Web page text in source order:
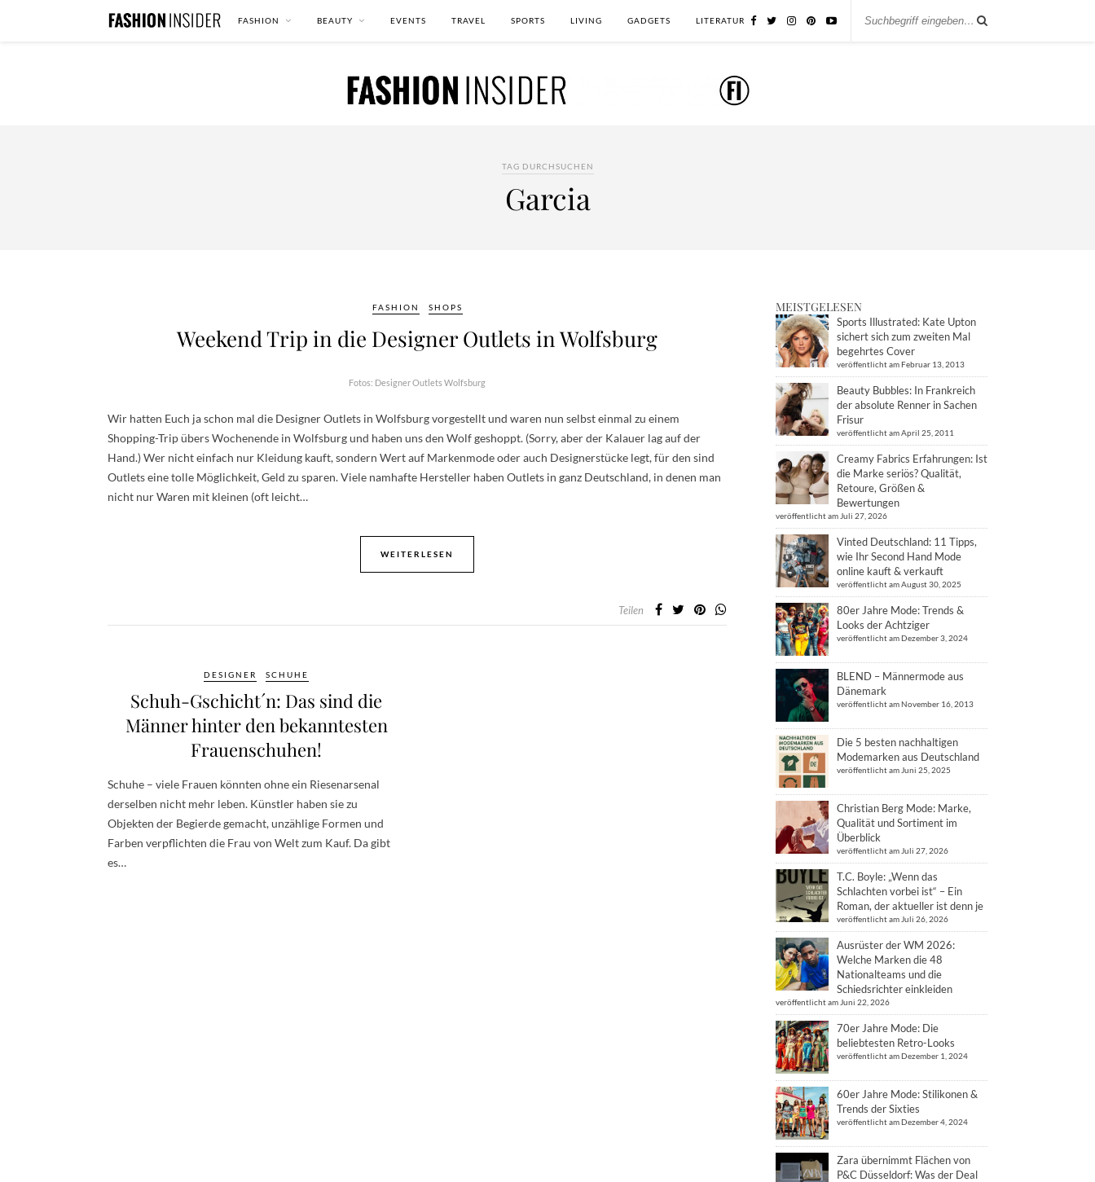
FASHION BEAUTY EVENTS TRAVEL SPORTS LIVING GADGETS LITERATUR
TAG DURCHSUCHEN
Garcia
FASHION SHOPS
Weekend Trip in die Designer Outlets in Wolfsburg
Fotos: Designer Outlets Wolfsburg
Wir hatten Euch ja schon mal die Designer Outlets in Wolfsburg vorgestellt und waren nun selbst einmal zu einem
Shopping-Trip übers Wochenende in Wolfsburg und haben uns den Wolf geshoppt. (Sorry, aber der Kalauer lag auf der
Hand.) Wer nicht einfach nur Kleidung kauft, sondern Wert auf Markenmode oder auch Designerstücke legt, für den sind
Outlets eine tolle Möglichkeit, Geld zu sparen. Viele namhafte Hersteller haben Outlets in ganz Deutschland, in denen man
nicht nur Waren mit kleinen (oft leicht…
WEITERLESEN
Teilen
DESIGNER SCHUHE
Schuh-Gschicht´n: Das sind die
Männer hinter den bekanntesten
Frauenschuhen!
Schuhe – viele Frauen könnten ohne ein Riesenarsenal
derselben nicht mehr leben. Künstler haben sie zu
Objekten der Begierde gemacht, unzählige Formen und
Farben verpflichten die Frau von Welt zum Kauf. Da gibt
es…
MEISTGELESEN
Sports Illustrated: Kate Upton
sichert sich zum zweiten Mal
begehrtes Cover
veröffentlicht am Februar 13, 2013
Beauty Bubbles: In Frankreich
der absolute Renner in Sachen
Frisur
veröffentlicht am April 25, 2011
Creamy Fabrics Erfahrungen: Ist
die Marke seriös? Qualität,
Retoure, Größen &
Bewertungen
veröffentlicht am Juli 27, 2026
Vinted Deutschland: 11 Tipps,
wie Ihr Second Hand Mode
online kauft & verkauft
veröffentlicht am August 30, 2025
80er Jahre Mode: Trends &
Looks der Achtziger
veröffentlicht am Dezember 3, 2024
BLEND – Männermode aus
Dänemark
veröffentlicht am November 16, 2013
Die 5 besten nachhaltigen
Modemarken aus Deutschland
veröffentlicht am Juni 25, 2025
Christian Berg Mode: Marke,
Qualität und Sortiment im
Überblick
veröffentlicht am Juli 27, 2026
T.C. Boyle: „Wenn das
Schlachten vorbei ist“ – Ein
Roman, der aktueller ist denn je
veröffentlicht am Juli 26, 2026
Ausrüster der WM 2026:
Welche Marken die 48
Nationalteams und die
Schiedsrichter einkleiden
veröffentlicht am Juni 22, 2026
70er Jahre Mode: Die
beliebtesten Retro-Looks
veröffentlicht am Dezember 1, 2024
60er Jahre Mode: Stilikonen &
Trends der Sixties
veröffentlicht am Dezember 4, 2024
Zara übernimmt Flächen von
P&C Düsseldorf: Was der Deal